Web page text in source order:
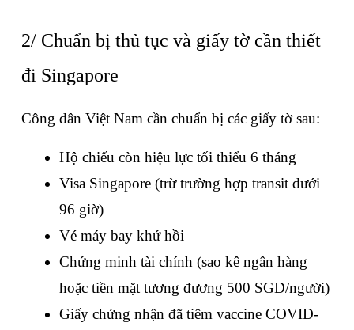
2/ Chuẩn bị thủ tục và giấy tờ cần thiết
đi Singapore
Công dân Việt Nam cần chuẩn bị các giấy tờ sau:
Hộ chiếu còn hiệu lực tối thiểu 6 tháng
Visa Singapore (trừ trường hợp transit dưới
96 giờ)
Vé máy bay khứ hồi
Chứng minh tài chính (sao kê ngân hàng
hoặc tiền mặt tương đương 500 SGD/người)
Giấy chứng nhận đã tiêm vaccine COVID-